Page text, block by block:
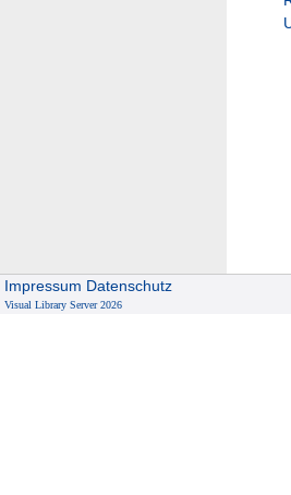
Impressum Datenschutz
Visual Library Server 2026